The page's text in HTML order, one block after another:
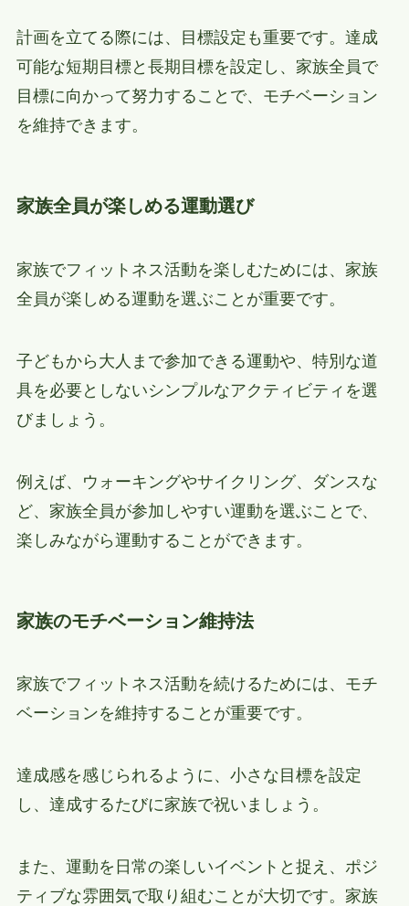
計画を立てる際には、目標設定も重要です。達成
可能な短期目標と長期目標を設定し、家族全員で
目標に向かって努力することで、モチベーション
を維持できます。
家族全員が楽しめる運動選び
家族でフィットネス活動を楽しむためには、家族
全員が楽しめる運動を選ぶことが重要です。
子どもから大人まで参加できる運動や、特別な道
具を必要としないシンプルなアクティビティを選
びましょう。
例えば、ウォーキングやサイクリング、ダンスな
ど、家族全員が参加しやすい運動を選ぶことで、
楽しみながら運動することができます。
家族のモチベーション維持法
家族でフィットネス活動を続けるためには、モチ
ベーションを維持することが重要です。
達成感を感じられるように、小さな目標を設定
し、達成するたびに家族で祝いましょう。
また、運動を日常の楽しいイベントと捉え、ポジ
ティブな雰囲気で取り組むことが大切です。家族